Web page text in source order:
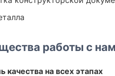
работы с
качества на всех этапах